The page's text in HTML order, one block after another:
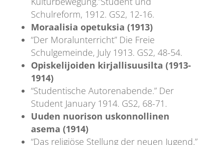
Schulreform, 1912. GS2, 12-16.
Moraalisia opetuksia (1913)
“Der Moralunterricht” Die Freie
Schulgemeinde, July 1913. GS2, 48-54.
Opiskelijoiden kirjallisuusilta (1913-
1914)
“Studentische Autorenabende.” Der
Student January 1914. GS2, 68-71.
Uuden nuorison uskonnollinen
asema (1914)
“Das religiöse Stellung der neuen Jugend.”